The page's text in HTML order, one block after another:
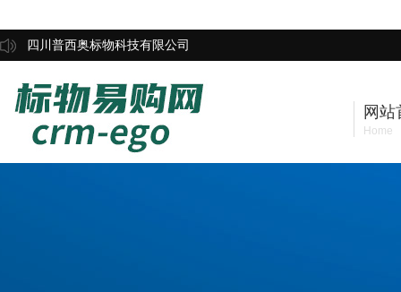
四川普西奥标物科技有限公司
网站
Home